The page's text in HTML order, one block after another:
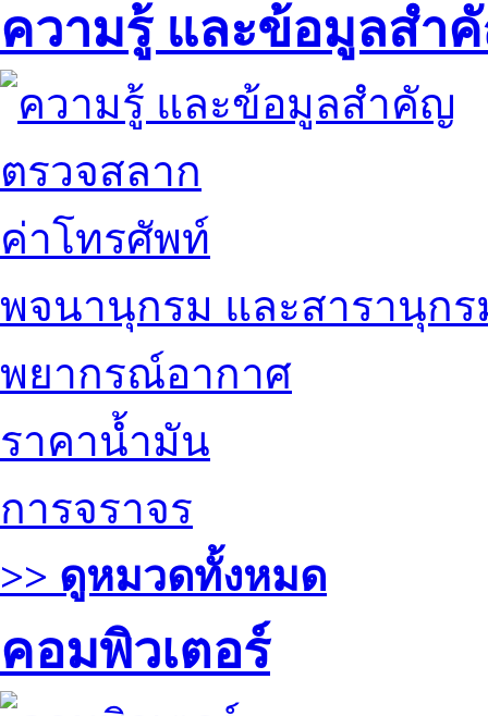
ความรู้ และข้อมูลสำ
ตรวจสลาก
ค่าโทรศัพท์
พจนานุกรม และสารานุกร
พยากรณ์อากาศ
ราคาน้ำมัน
การจราจร
>> ดูหมวดทั้งหมด
คอมพิวเตอร์